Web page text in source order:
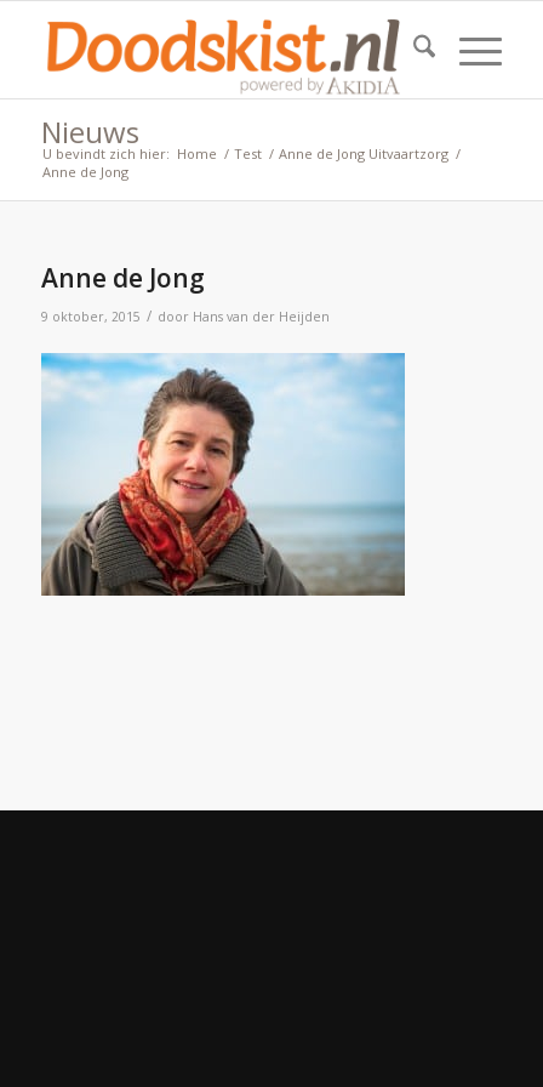
Nieuws
U bevindt zich hier: Home / Test / Anne de Jong Uitvaartzorg /
Anne de Jong
Anne de Jong
9 oktober, 2015 / door Hans van der Heijden